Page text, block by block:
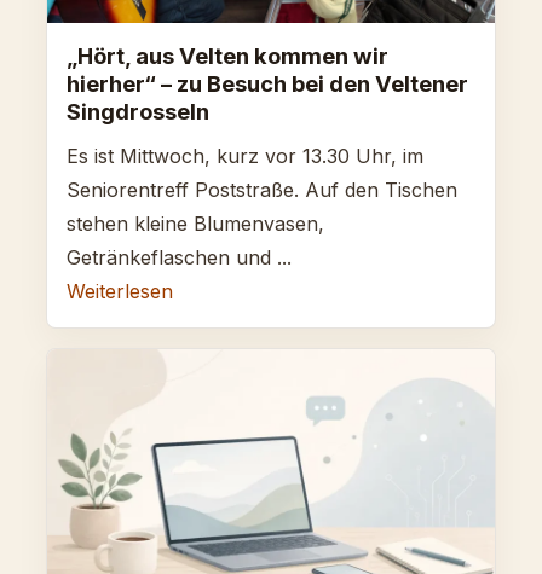
„Hört, aus Velten kommen wir
hierher“ – zu Besuch bei den Veltener
Singdrosseln
Es ist Mittwoch, kurz vor 13.30 Uhr, im
Seniorentreff Poststraße. Auf den Tischen
stehen kleine Blumenvasen,
Getränkeflaschen und ...
Weiterlesen